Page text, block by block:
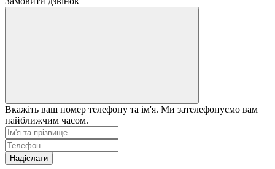
Вкажіть ваш номер телефону та ім'я. Ми зателефонуємо вам
найближчим часом.
Надіслати